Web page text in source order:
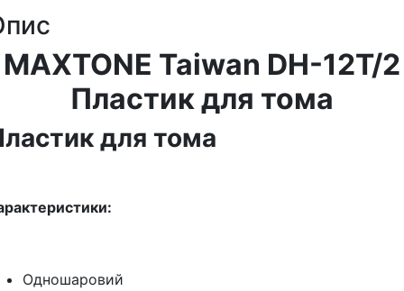
MAXTONE Taiwan DH-12T/2
Пластик для тома
для тома
Одношаровий